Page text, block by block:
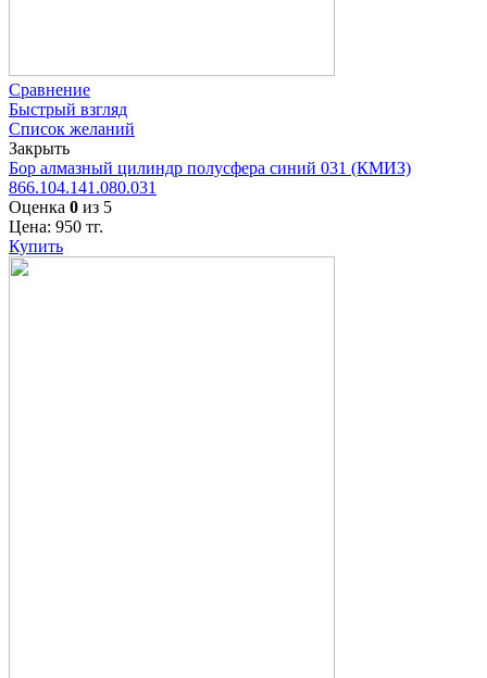
Сравнение
Быстрый взгляд
Список желаний
Закрыть
Бор алмазный цилиндр полусфера синий 031 (КМИЗ)
866.104.141.080.031
Оценка 0 из 5
Цена: 950 тг.
Купить